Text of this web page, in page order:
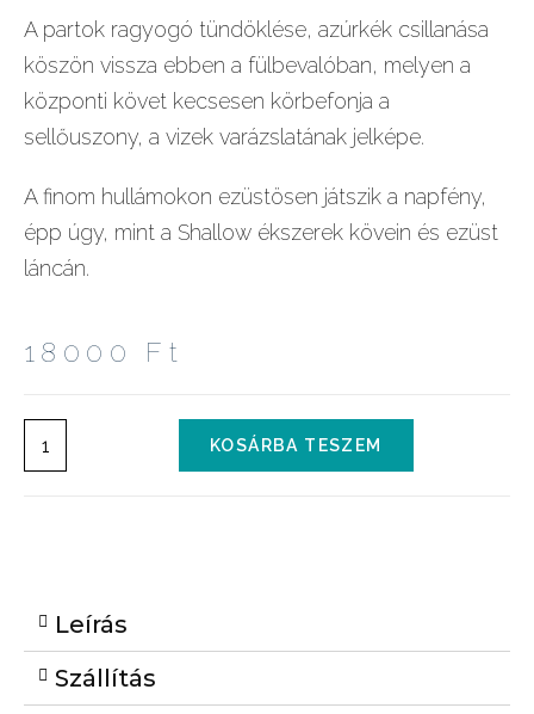
A partok ragyogó tündöklése, azúrkék csillanása
köszön vissza ebben a fülbevalóban, melyen a
központi követ kecsesen körbefonja a
sellőuszony, a vizek varázslatának jelképe.
A finom hullámokon ezüstösen játszik a napfény,
épp úgy, mint a Shallow ékszerek kövein és ezüst
láncán.
18000 Ft
KOSÁRBA TESZEM
Leírás
Szállítás